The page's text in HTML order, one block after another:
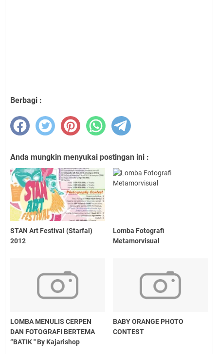
Berbagi :
Anda mungkin menyukai postingan ini :
STAN Art Festival (Starfal)
2012
Lomba Fotografi
Metamorvisual
LOMBA MENULIS CERPEN
DAN FOTOGRAFI BERTEMA
“BATIK " By Kajarishop
BABY ORANGE PHOTO
CONTEST